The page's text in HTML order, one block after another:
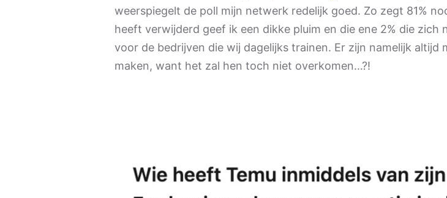
weerspiegelt de poll mijn netwerk redelijk goed. Zo zegt 81%
heeft verwijderd geef ik een dikke pluim en die ene 2% die
voor de bedrijven die wij dagelijks trainen. Er zijn namelijk
maken, want het zal hen toch niet overkomen…?!